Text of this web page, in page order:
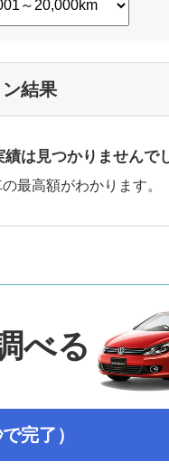
結果
は見つかりませんで
最高額がわかります。
べる
完了）